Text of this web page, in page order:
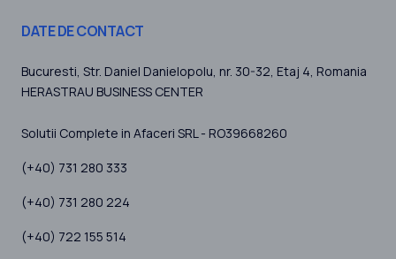
DATE DE CONTACT
Bucuresti, Str. Daniel Danielopolu, nr. 30-32, Etaj 4, Romania
HERASTRAU BUSINESS CENTER
Solutii Complete in Afaceri SRL - RO39668260
(+40) 731 280 333
(+40) 731 280 224
(+40) 722 155 514